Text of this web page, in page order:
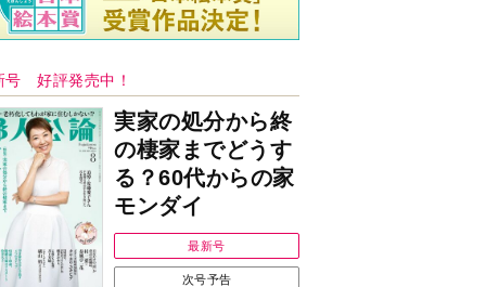
号 好評発売中！
実家の処分から終
の棲家までどうす
る？60代からの家
モンダイ
最新号
次号予告